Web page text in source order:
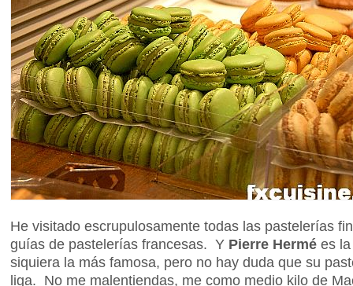
He visitado escrupulosamente todas las pastelerías
guías de pastelerías francesas. Y Pierre Hermé es
siquiera la más famosa, pero no hay duda que su
liga. No me malentiendas, me como medio kilo de